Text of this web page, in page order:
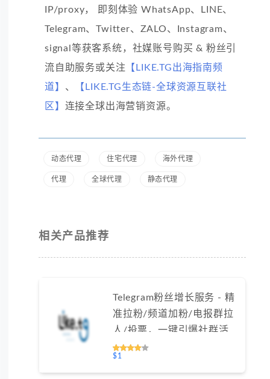
IP/proxy， 即刻体验 WhatsApp、LINE、
Telegram、Twitter、ZALO、Instagram、
signal等获客系统，社媒账号购买 & 粉丝引
流自助服务或关注 【LIKE.TG出海指南频
道】 、
【LIKE.TG生态链-全球资源互联社
区】 连接全球出海营销资源。
动态代理 住宅代理 海外代理
代理 全球代理 静态代理
相关产品推荐
Telegram粉丝增长服务 - 精
准拉粉/频道加粉/电报群拉
人/投票，一键引爆社群活跃
（不支持免费测试）
$1